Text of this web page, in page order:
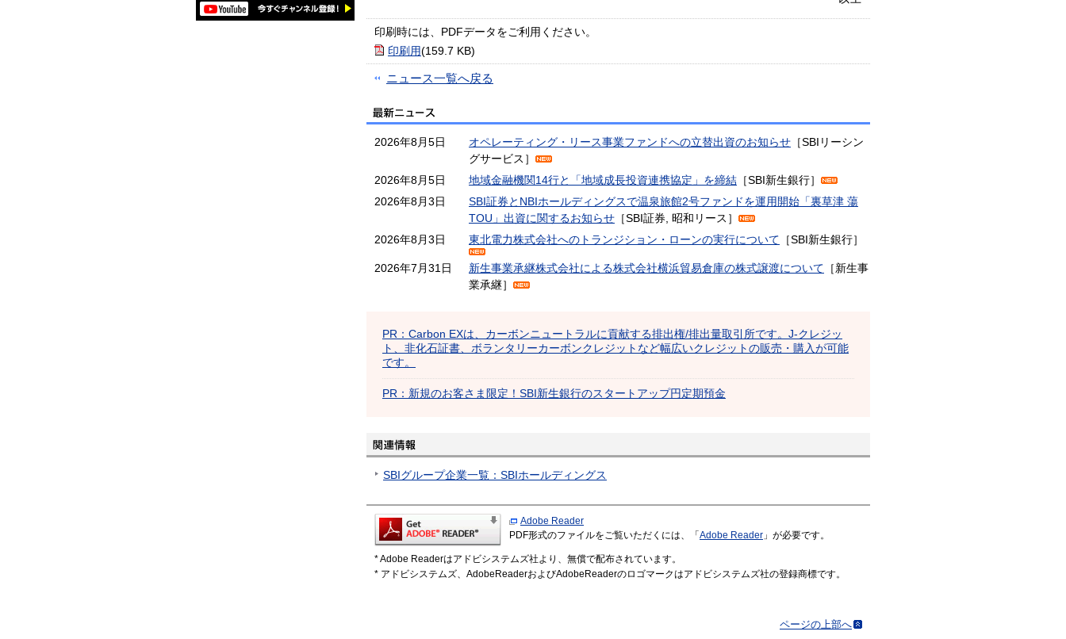
印刷時には、PDFデータをご利用ください。
印刷用(159.7 KB)
ニュース一覧へ戻る
2026年8月5日 オペレーティング・リース事業ファンドへの立替出資のお知らせ ［SBIリーシン
グサービス］
2026年8月5日
地域金融機関14行と「地域成長投資連携協定」を締結 ［SBI新生銀行］
2026年8月3日
SBI証券とNBIホールディングスで温泉旅館2号ファンドを運用開始「裏草津 蕩
TOU」出資に関するお知らせ ［SBI証券, 昭和リース］
2026年8月3日
東北電力株式会社へのトランジション・ローンの実行について ［SBI新生銀行］
2026年7月31日 新生事業承継株式会社による株式会社横浜貿易倉庫の株式譲渡について ［新生事
業承継］
PR：Carbon EXは、カーボンニュートラルに貢献する排出権/排出量取引所です。J-クレジッ
ト、非化石証書、ボランタリーカーボンクレジットなど幅広いクレジットの販売・購入が可能
です。
PR：新規のお客さま限定！SBI新生銀行のスタートアップ円定期預金
SBIグループ企業一覧：SBIホールディングス
Adobe Reader
PDF形式のファイルをご覧いただくには、「 Adobe Reader 」が必要です。
* Adobe Readerはアドビシステムズ社より、無償で配布されています。
* アドビシステムズ、AdobeReaderおよびAdobeReaderのロゴマークはアドビシステムズ社の登録商標です。
ページの上部へ